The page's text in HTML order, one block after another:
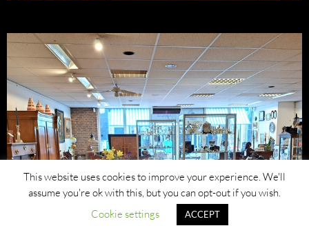
This website uses cookies to improve your experience. We'll
assume you're ok with this, but you can opt-out if you wish.
Cookie settings
ACCEPT